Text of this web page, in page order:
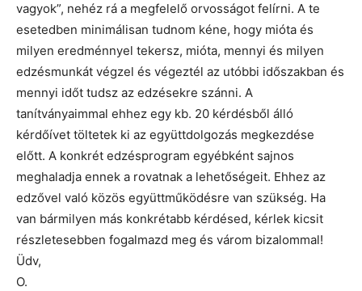
vagyok”, nehéz rá a megfelelő orvosságot felírni. A te
esetedben minimálisan tudnom kéne, hogy mióta és
milyen eredménnyel tekersz, mióta, mennyi és milyen
edzésmunkát végzel és végeztél az utóbbi időszakban és
mennyi időt tudsz az edzésekre szánni. A
tanítványaimmal ehhez egy kb. 20 kérdésből álló
kérdőívet töltetek ki az együttdolgozás megkezdése
előtt. A konkrét edzésprogram egyébként sajnos
meghaladja ennek a rovatnak a lehetőségeit. Ehhez az
edzővel való közös együttműködésre van szükség. Ha
van bármilyen más konkrétabb kérdésed, kérlek kicsit
részletesebben fogalmazd meg és várom bizalommal!
Üdv,
O.